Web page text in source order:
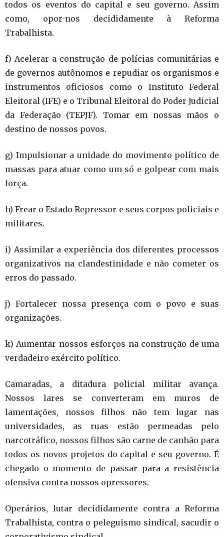
todos os eventos do capital e seu governo. Assim
como, opor-nos decididamente à Reforma
Trabalhista.
f) Acelerar a construção de polícias comunitárias e
de governos autônomos e repudiar os organismos e
instrumentos oficiosos como o Instituto Federal
Eleitoral (IFE) e o Tribunal Eleitoral do Poder Judicial
da Federação (TEPJF). Tomar em nossas mãos o
destino de nossos povos.
g) Impulsionar a unidade do movimento político de
massas para atuar como um só e golpear com mais
força.
h) Frear o Estado Repressor e seus corpos policiais e
militares.
i) Assimilar a experiência dos diferentes processos
organizativos na clandestinidade e não cometer os
erros do passado.
j) Fortalecer nossa presença com o povo e suas
organizações.
k) Aumentar nossos esforços na construção de uma
verdadeiro exército político.
Camaradas, a ditadura policial militar avança.
Nossos lares se converteram em muros de
lamentações, nossos filhos não tem lugar nas
universidades, as ruas estão permeadas pelo
narcotráfico, nossos filhos são carne de canhão para
todos os novos projetos do capital e seu governo. É
chegado o momento de passar para a resistência
ofensiva contra nossos opressores.
Operários, lutar decididamente contra a Reforma
Trabalhista, contra o peleguismo sindical, sacudir o